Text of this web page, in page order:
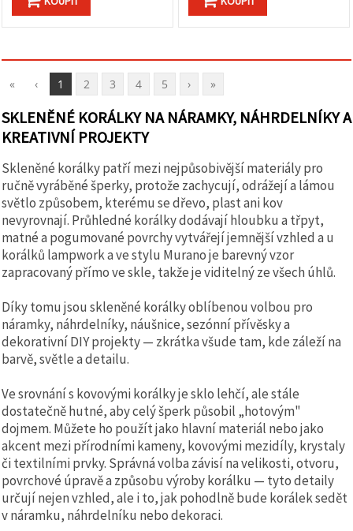
« ‹ 1 2 3 4 5 › »
SKLENĚNÉ KORÁLKY NA NÁRAMKY, NÁHRDELNÍKY A
KREATIVNÍ PROJEKTY
Skleněné korálky patří mezi nejpůsobivější materiály pro
ručně vyráběné šperky, protože zachycují, odrážejí a lámou
světlo způsobem, kterému se dřevo, plast ani kov
nevyrovnají. Průhledné korálky dodávají hloubku a třpyt,
matné a pogumované povrchy vytvářejí jemnější vzhled a u
korálků lampwork a ve stylu Murano je barevný vzor
zapracovaný přímo ve skle, takže je viditelný ze všech úhlů.
Díky tomu jsou skleněné korálky oblíbenou volbou pro
náramky, náhrdelníky, náušnice, sezónní přívěsky a
dekorativní DIY projekty — zkrátka všude tam, kde záleží na
barvě, světle a detailu.
Ve srovnání s kovovými korálky je sklo lehčí, ale stále
dostatečně hutné, aby celý šperk působil „hotovým"
dojmem. Můžete ho použít jako hlavní materiál nebo jako
akcent mezi přírodními kameny, kovovými mezidíly, krystaly
či textilními prvky. Správná volba závisí na velikosti, otvoru,
povrchové úpravě a způsobu výroby korálku — tyto detaily
určují nejen vzhled, ale i to, jak pohodlně bude korálek sedět
v náramku, náhrdelníku nebo dekoraci.